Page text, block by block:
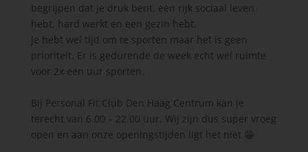
begrijpen dat je druk bent, een rijk sociaal leven
hebt, hard werkt en een gezin hebt.
Je hebt wel tijd om te sporten maar het is geen
prioriteit. Er is gedurende de week echt wel ruimte
voor 2x een uur sporten.
Bij Personal Fit Club Den Haag Centrum kan je
terecht van 6.00 – 22.00 uur. Wij zijn dus super vroeg
open en aan onze openingstijden ligt het niet 😁